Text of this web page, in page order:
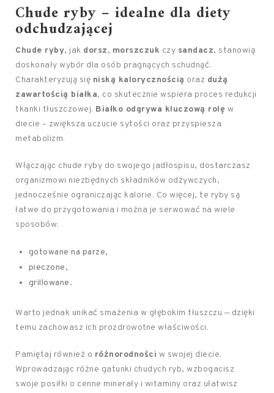
Chude ryby – idealne dla diety
odchudzającej
Chude ryby, jak dorsz, morszczuk czy sandacz, stanowią
doskonały wybór dla osób pragnących schudnąć.
Charakteryzują się niską kalorycznością oraz dużą
zawartością białka, co skutecznie wspiera proces redukcji
tkanki tłuszczowej. Białko odgrywa kluczową rolę w
diecie – zwiększa uczucie sytości oraz przyspiesza
metabolizm.
Włączając chude ryby do swojego jadłospisu, dostarczasz
organizmowi niezbędnych składników odżywczych,
jednocześnie ograniczając kalorie. Co więcej, te ryby są
łatwe do przygotowania i można je serwować na wiele
sposobów:
gotowane na parze,
pieczone,
grillowane.
Warto jednak unikać smażenia w głębokim tłuszczu — dzięki
temu zachowasz ich prozdrowotne właściwości.
Pamiętaj również o różnorodności w swojej diecie.
Wprowadzając różne gatunki chudych ryb, wzbogacisz
swoje posiłki o cenne minerały i witaminy oraz ułatwisz